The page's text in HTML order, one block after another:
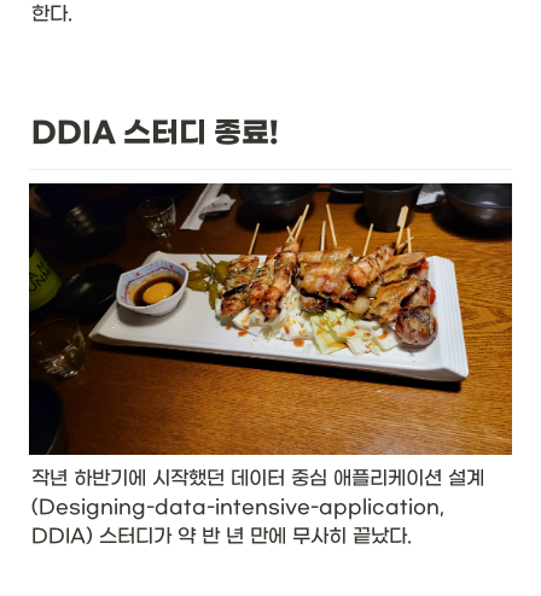
한다.
DDIA 스터디 종료!
작년 하반기에 시작했던 데이터 중심 애플리케이션 설계
(Designing-data-intensive-application,
DDIA) 스터디가 약 반 년 만에 무사히 끝났다.